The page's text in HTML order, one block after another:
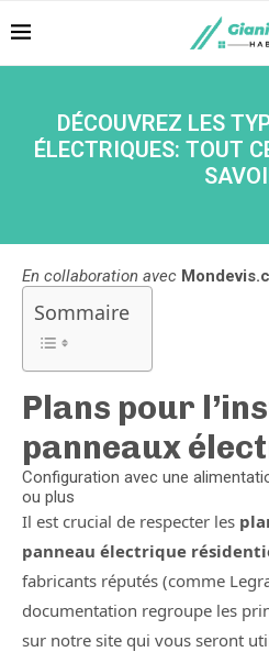
DÉCOUVREZ LES
ÉLECTRIQUES: TOUT
En collaboration avec
Sommaire
Plans pour
panneaux
Configuration avec une
ou plus
Il est crucial de respecter les
panneau électrique
fabricants réputés (comme
documentation regroupe les
sur notre site qui vous seront